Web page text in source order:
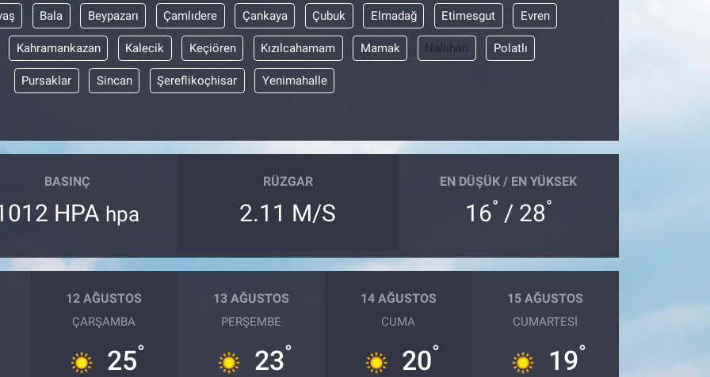
Bala Beypazarı Çamlıdere Çankaya Çubuk Elmadağ Etimesgut Evren
Kahramankazan Kalecik Keçiören Kızılcahamam Mamak Nallıhan Polatlı
Pursaklar Sincan Şereflikoçhisar Yenimahalle
BASINÇ
HPA hpa
RÜZGAR
2.11 M/S
EN DÜŞÜK / EN YÜKSEK
16° / 28°
12 AĞUSTOS
ÇARŞAMBA
25°
13 AĞUSTOS
PERŞEMBE
23°
14 AĞUSTOS
CUMA
20°
15 AĞUSTOS
CUMARTESI
19°